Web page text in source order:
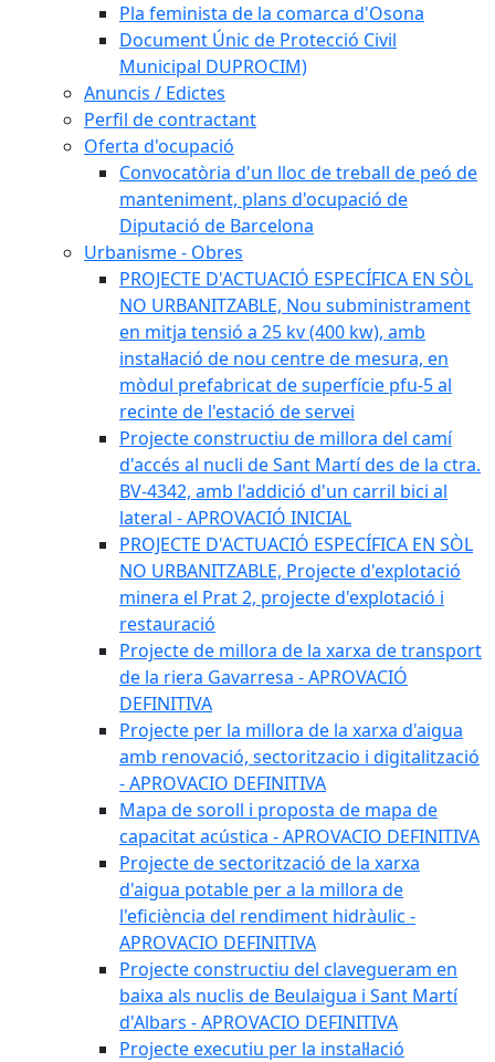
Pla feminista de la comarca d'Osona
Document Únic de Protecció Civil
Municipal DUPROCIM)
Anuncis / Edictes
Perfil de contractant
Oferta d'ocupació
Convocatòria d'un lloc de treball de peó de
manteniment, plans d'ocupació de
Diputació de Barcelona
Urbanisme - Obres
PROJECTE D'ACTUACIÓ ESPECÍFICA EN SÒL
NO URBANITZABLE, Nou subministrament
en mitja tensió a 25 kv (400 kw), amb
instal·lació de nou centre de mesura, en
mòdul prefabricat de superfície pfu-5 al
recinte de l'estació de servei
Projecte constructiu de millora del camí
d'accés al nucli de Sant Martí des de la ctra.
BV-4342, amb l'addició d'un carril bici al
lateral - APROVACIÓ INICIAL
PROJECTE D'ACTUACIÓ ESPECÍFICA EN SÒL
NO URBANITZABLE, Projecte d'explotació
minera el Prat 2, projecte d'explotació i
restauració
Projecte de millora de la xarxa de transport
de la riera Gavarresa - APROVACIÓ
DEFINITIVA
Projecte per la millora de la xarxa d'aigua
amb renovació, sectoritzacio i digitalització
- APROVACIO DEFINITIVA
Mapa de soroll i proposta de mapa de
capacitat acústica - APROVACIO DEFINITIVA
Projecte de sectorització de la xarxa
d'aigua potable per a la millora de
l'eficiència del rendiment hidràulic -
APROVACIO DEFINITIVA
Projecte constructiu del clavegueram en
baixa als nuclis de Beulaigua i Sant Martí
d'Albars - APROVACIO DEFINITIVA
Projecte executiu per la instal·lació